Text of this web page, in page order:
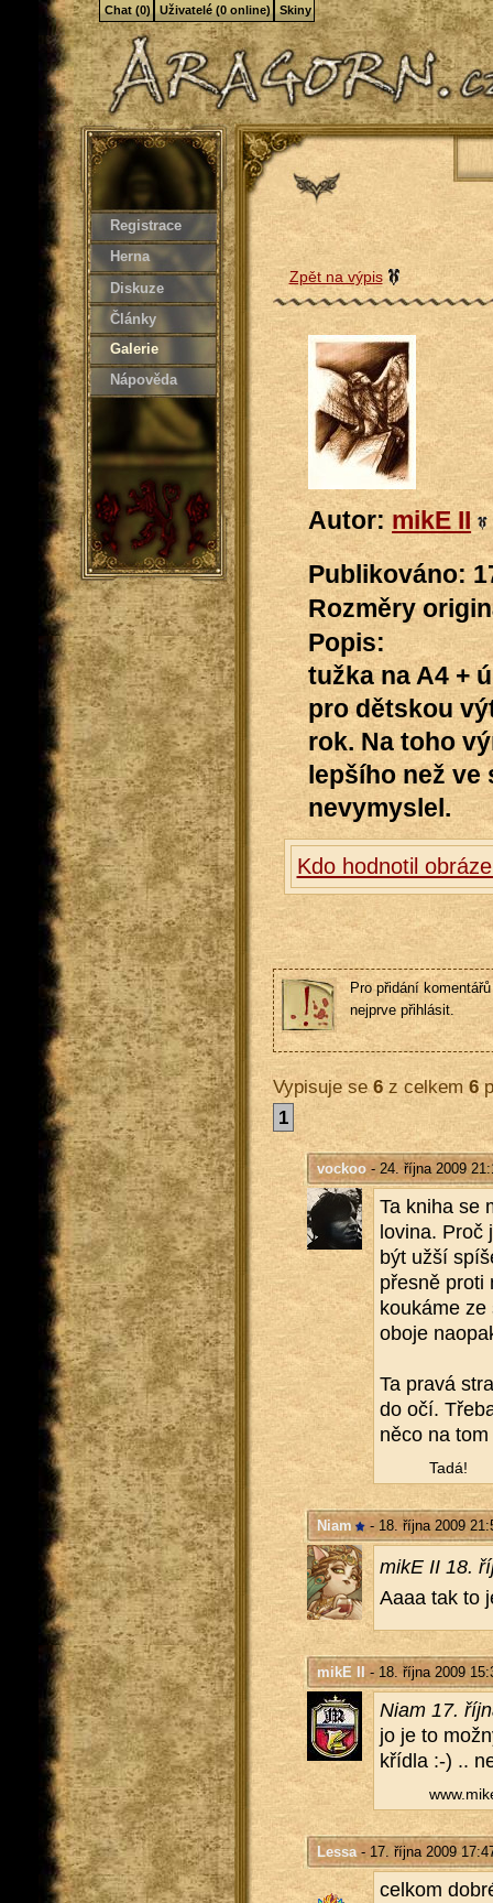
Registrace
Herna
Diskuze
Články
Galerie
Nápověda
Zpět na výpis
Autor: mikE II
Publikováno:
Rozměry
Popis:
tužka na A4 +
pro dětskou
rok. Na toho
lepšího než ve
nevymyslel.
Kdo hodnotil
Pro přidání
nejprve přihlásit.
Vypisuje se6z celkem 6
1
vockoo- 24. října 2009
Ta kniha se
lo­vi­na. Proč
být užší
přes­ně proti
kou­ká­me
oboje
Ta pravá
do očí.
něco na
Tadá!
Niam - 18. října 2009
mikE II 18.
Aaaa tak to
mikE II - 18. října 2009
Niam 17.
jo je to
kří­d­la :-) ..
Lessa- 17. října 2009
cel­kom
Chat (0) Uživatelé (0 online) Skiny